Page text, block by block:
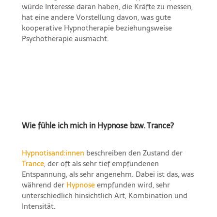
würde Interesse daran haben, die Kräfte zu messen,
hat eine andere Vorstellung davon, was gute
kooperative Hypnotherapie beziehungsweise
Psychotherapie ausmacht.
Wie fühle ich mich in Hypnose bzw. Trance?
Hypnotisand:innen beschreiben den Zustand der
Trance, der oft als sehr tief empfundenen
Entspannung, als sehr angenehm. Dabei ist das, was
während der Hypnoseempfunden wird, sehr
unterschiedlich hinsichtlich Art, Kombination und
Intensität.